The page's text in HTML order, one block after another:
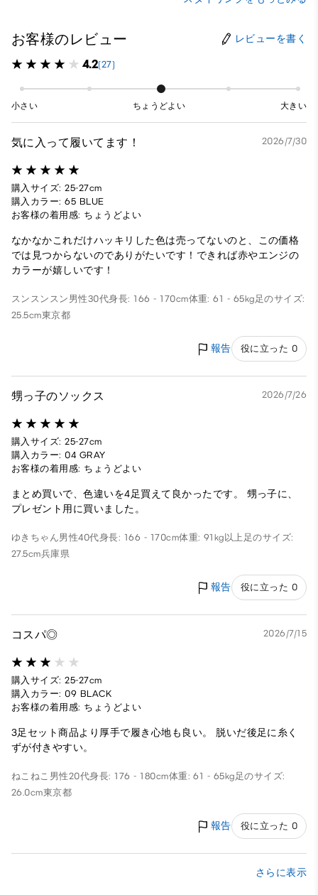
お客様のレビュー レビューを書く
4.2(27)
小さい ちょうどよい 大きい
気に入って履いてます！ 2026/7/30
購入サイズ: 25-27cm
購入カラー: 65 BLUE
お客様の着用感: ちょうどよい
なかなかこれだけハッキリした色は売ってないのと、この価格
では見つからないのでありがたいです！できれば赤やエンジの
カラーが嬉しいです！
スンスンスン 男性30代身長: 166 - 170cm体重: 61 - 65kg 足のサイズ:
25.5cm東京都
報告 役に立った 0
甥っ子のソックス 2026/7/26
購入サイズ: 25-27cm
購入カラー: 04 GRAY
お客様の着用感: ちょうどよい
まとめ買いで、色違いを4足買えて良かったです。 甥っ子に、
プレゼント用に買いました。
ゆきちゃん男性40代身長: 166 - 170cm体重: 91kg以上 足のサイズ:
27.5cm兵庫県
報告 役に立った 0
コスパ◎ 2026/7/15
購入サイズ: 25-27cm
購入カラー: 09 BLACK
お客様の着用感: ちょうどよい
3足セット商品より厚手で履き心地も良い。 脱いだ後足に糸く
ずが付きやすい。
ねこねこ 男性20代身長: 176 - 180cm体重: 61 - 65kg 足のサイズ:
26.0cm東京都
報告 役に立った 0
さらに表示